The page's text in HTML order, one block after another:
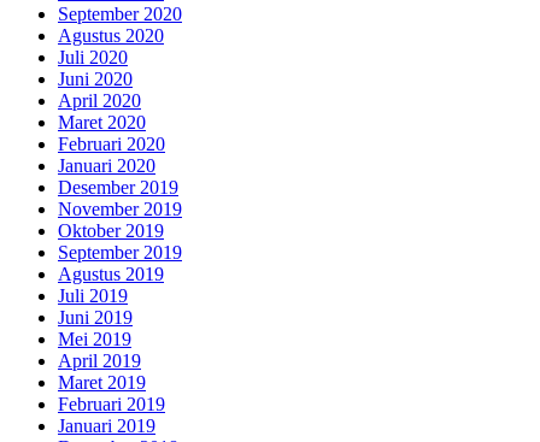
September 2020
Agustus 2020
Juli 2020
Juni 2020
April 2020
Maret 2020
Februari 2020
Januari 2020
Desember 2019
November 2019
Oktober 2019
September 2019
Agustus 2019
Juli 2019
Juni 2019
Mei 2019
April 2019
Maret 2019
Februari 2019
Januari 2019